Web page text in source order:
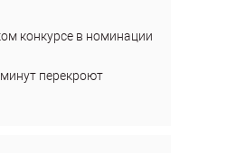
конкурсе в номинации
перекроют